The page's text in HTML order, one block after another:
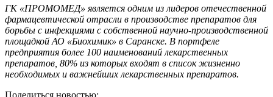
ГК «ПРОМОМЕД» является одним из лидеров отечественной
фармацевтической отрасли в производстве препаратов для
борьбы с инфекциями с собственной научно-производственной
площадкой АО «Биохимик» в Саранске. В портфеле
предприятия более 100 наименований лекарственных
препаратов, 80% из которых входят в список жизненно
необходимых и важнейших лекарственных препаратов.